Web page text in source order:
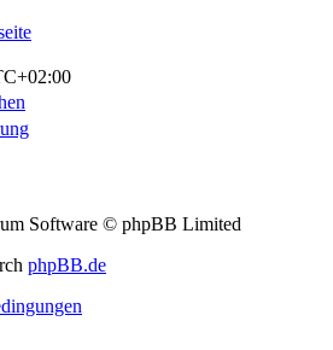
Software © phpBB Limited
phpBB.de